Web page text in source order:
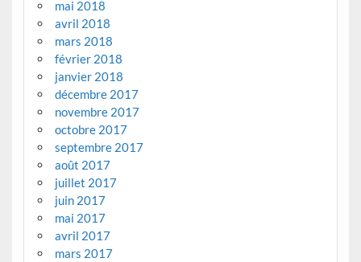
mai 2018
avril 2018
mars 2018
février 2018
janvier 2018
décembre 2017
novembre 2017
octobre 2017
septembre 2017
août 2017
juillet 2017
juin 2017
mai 2017
avril 2017
mars 2017